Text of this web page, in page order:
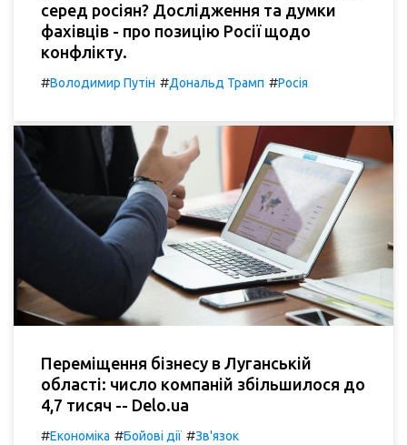
серед росіян? Дослідження та думки
фахівців - про позицію Росії щодо
конфлікту.
#Володимир Путін #Дональд Трамп #Росія
Переміщення бізнесу в Луганській
області: число компаній збільшилося до
4,7 тисяч -- Delo.ua
#Економіка #Бойові дії #Зв'язок